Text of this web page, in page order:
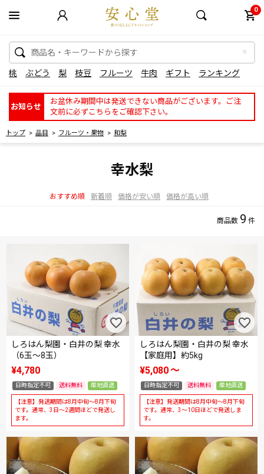
0
桃 ぶどう 梨 枝豆 フルーツ 牛肉 ギフト ランキング
お知らせ
お盆休み期間中は発送できない商品がございます。ご注
文前に必ずこちらをご確認下さい。
トップ 品目 フルーツ・果物 和梨
幸水梨
おすすめ順 新着順 価格が安い順 価格が高い順
9
しろはん梨園・白井の梨 幸水
（6玉～8玉）
¥4,780
日時指定不可 送料無料 産地直送
【注意】発送期間は8月中旬～8月下旬
です。通常、3日～2週間ほどで発送し
ます。
しろはん梨園・白井の梨 幸水
【家庭用】約5kg
¥5,080〜
日時指定不可 送料無料 産地直送
【注意】発送期間は8月中旬～8月下旬
です。通常、3～10日ほどで発送しま
す。